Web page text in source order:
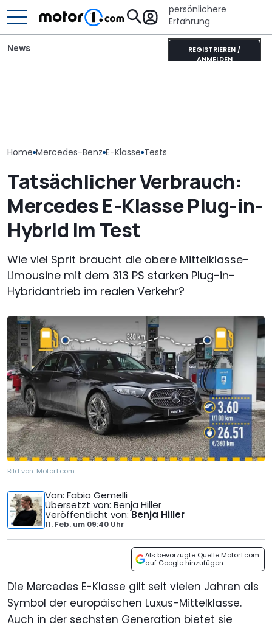
persönlichere
Erfahrung
REGISTRIEREN /
ANMELDEN
News
Home Mercedes-Benz E-Klasse Tests
Tatsächlicher Verbrauch:
Mercedes E-Klasse Plug-in-
Hybrid im Test
Wie viel Sprit braucht die obere Mittelklasse-
Limousine mit dem 313 PS starken Plug-in-
Hybridantrieb im realen Verkehr?
Bild von: Motor1.com
Von: Fabio Gemelli
Übersetzt von: Benja Hiller
Veröffentlicht von:Benja Hiller
11. Feb. um 09:40 Uhr
Als bevorzugte Quelle Motor1.com
auf Google hinzufügen
Die Mercedes E-Klasse gilt seit vielen Jahren als
Symbol der europäischen Luxus-Mittelklasse.
Auch in der sechsten Generation bietet sie